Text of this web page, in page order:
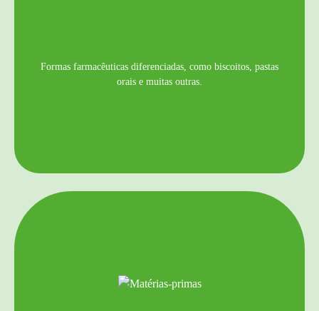
Formas farmacêuticas diferenciadas, como biscoitos, pastas
orais e muitas outras.